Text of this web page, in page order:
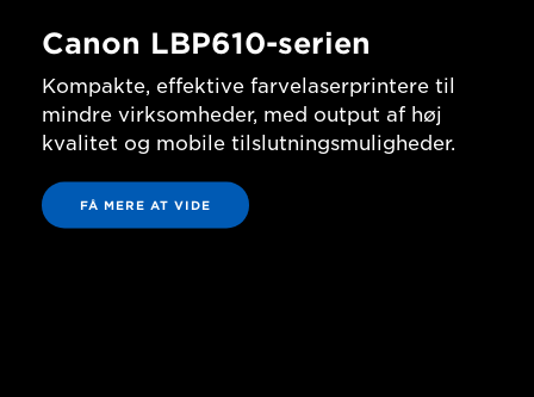
Canon LBP610-serien
Kompakte, effektive farvelaserprintere til
mindre virksomheder, med output af høj
kvalitet og mobile tilslutningsmuligheder.
FÅ MERE AT VIDE